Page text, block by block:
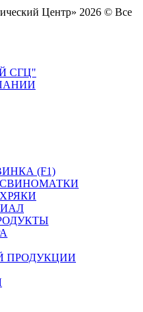
Центр» 2026 © Все
СГЦ"
(F1)
ПРОДУКЦИИ